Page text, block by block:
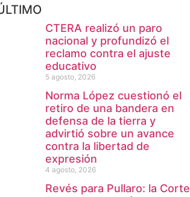
CTERA realizó un paro
nacional y profundizó el
reclamo contra el ajuste
educativo
5 agosto, 2026
Norma López cuestionó el
retiro de una bandera en
defensa de la tierra y
advirtió sobre un avance
contra la libertad de
expresión
4 agosto, 2026
Revés para Pullaro: la Corte